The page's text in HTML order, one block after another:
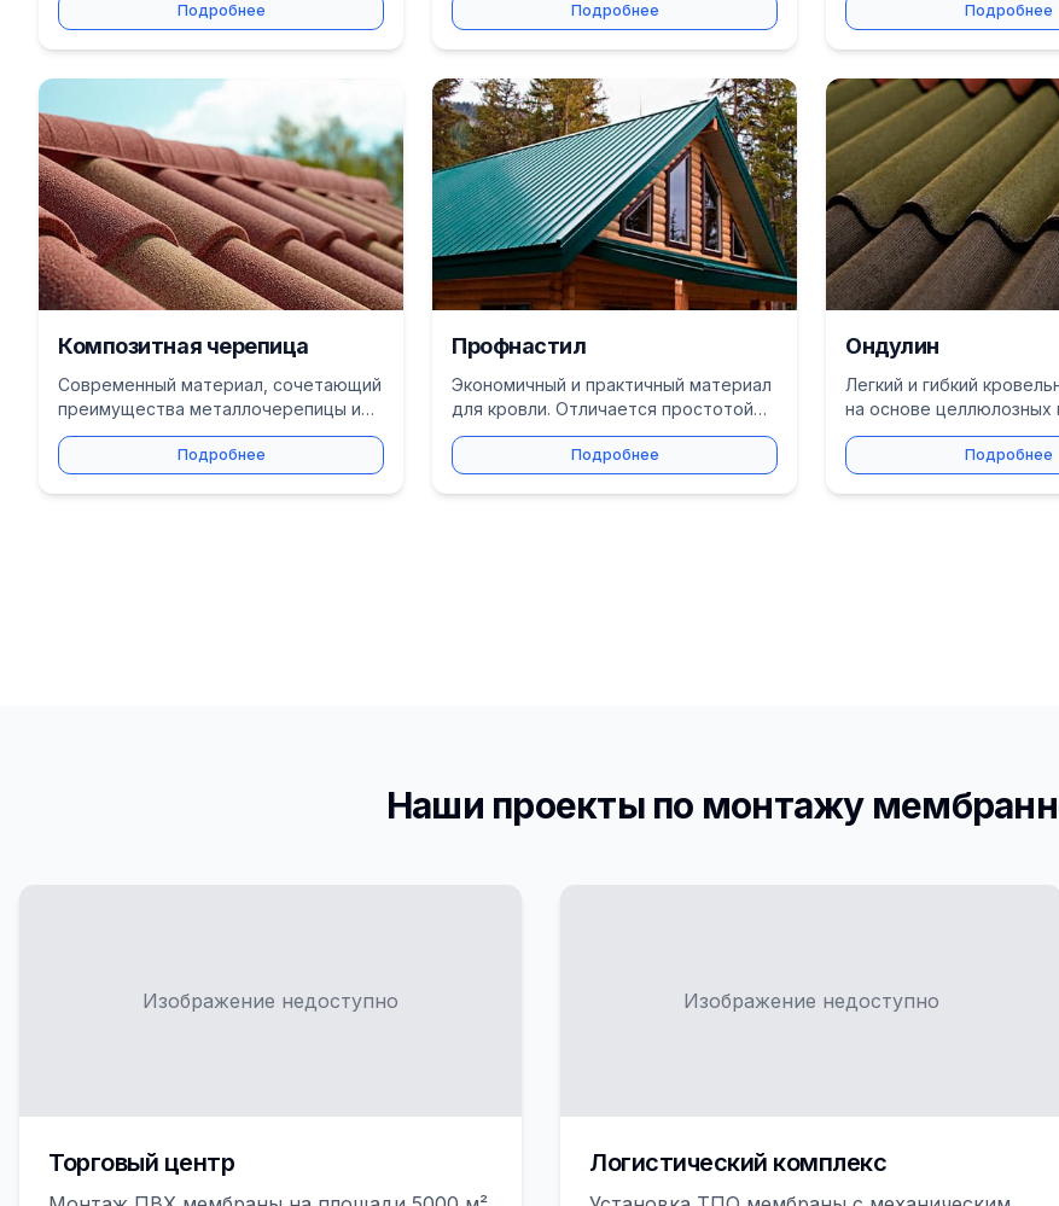
цветов и профилей.
Подробнее
долговечностью.Подробнее Подробнее
Композитная черепица
Современный материал, сочетающий
преимущества металлочерепицы и
битумной черепицы. Прочность и
Подробнее
Профнастил
Экономичный и практичный материал
для кровли. Отличается простотой
монтажа и широким выбором цветов.
Подробнее
Ондулин
Легкий и гибкий
на основе целлюлозных
пропитанных битумом.
Подробнее
Наши проекты по монтажу
Изображение недоступно
Торговый центр
Изображение недоступно
Логистический комплекс